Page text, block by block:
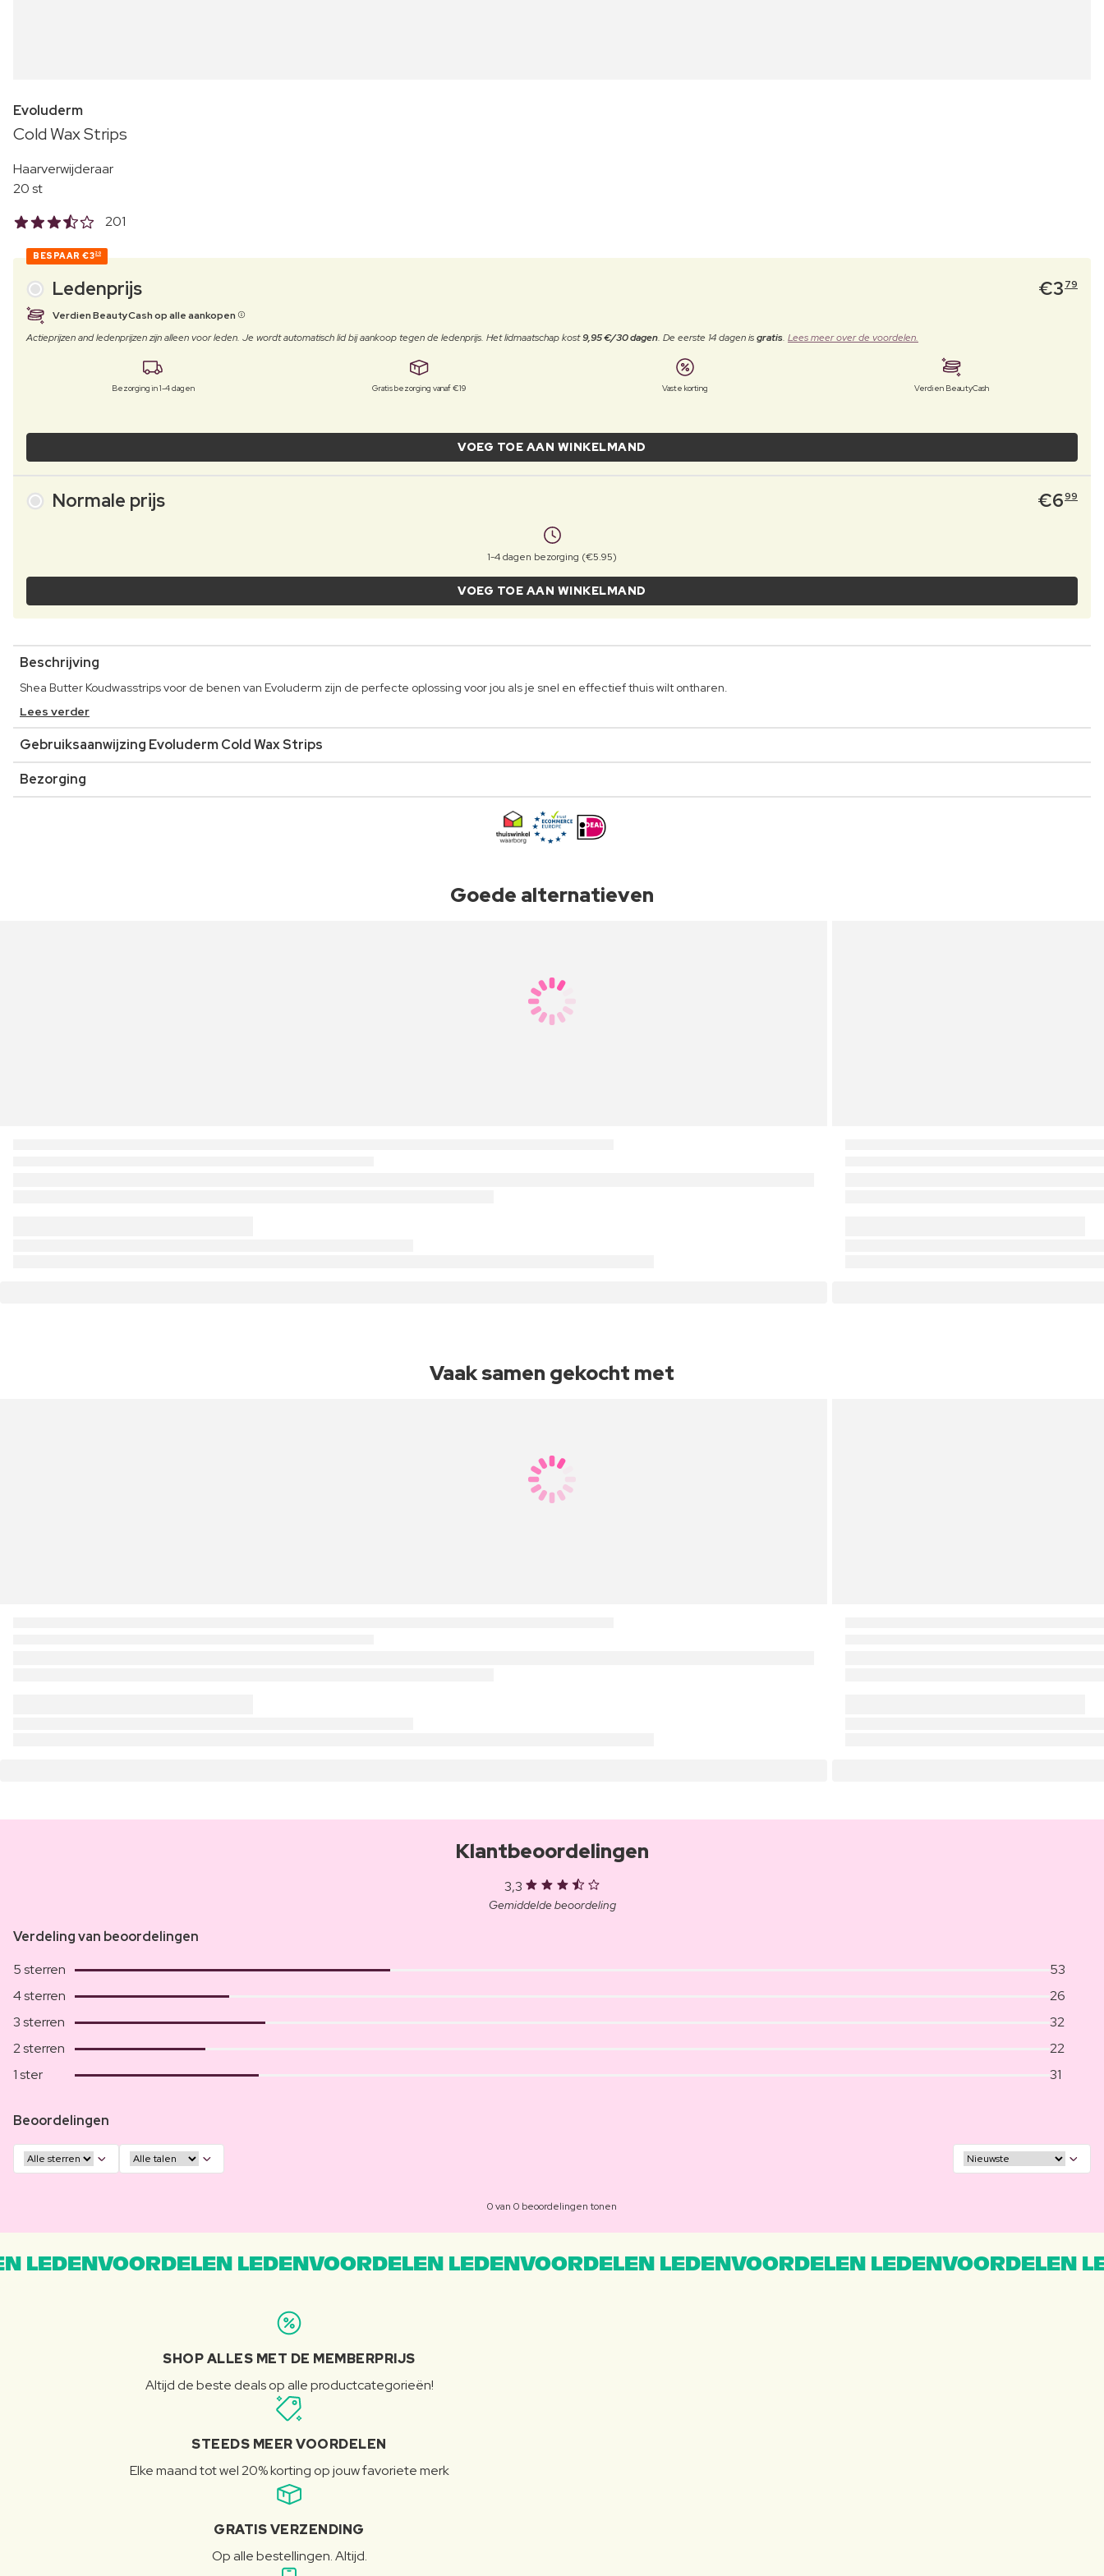
Evoluderm
Cold Wax Strips
Haarverwijderaar
20 st
201
BESPAAR €320
Ledenprijs €3 79
Verdien BeautyCash op alle aankopen
Actieprijzen and ledenprijzen zijn alleen voor leden. Je wordt automatisch lid bij aankoop tegen de ledenprijs. Het lidmaatschap kost9,95 €/30 dagen. De eerste 14 dagen isgratis. Lees meer over de voordelen.
Bezorging in 1-4 dagen Gratis bezorging vanaf €19 Vaste korting Verdien BeautyCash
VOEG TOE AAN WINKELMAND
Normale prijs €699
1-4 dagen bezorging (€5.95)
VOEG TOE AAN WINKELMAND
Beschrijving
Shea Butter Koudwasstrips voor de benen van Evoluderm zijn de perfecte oplossing voor jou als je snel en effectief thuis wilt ontharen.
Lees verder
Gebruiksaanwijzing Evoluderm Cold Wax Strips
Bezorging
Goede alternatieven
Vaak samen gekocht met
Klantbeoordelingen
3,3
Gemiddelde beoordeling
Verdeling van beoordelingen
5 sterren
53
4 sterren
26
3 sterren
32
2 sterren
22
1 ster
31
Beoordelingen
0 van 0 beoordelingen tonen
LEDENVOORDELEN LEDENVOORDELEN LEDENVOORDELEN LEDENVOORDELEN
SHOP ALLES MET DE MEMBERPRIJS
Altijd de beste deals op alle productcategorieën!
STEEDS MEER VOORDELEN
Elke maand tot wel 20% korting op jouw favoriete merk
GRATIS VERZENDING
Op alle bestellingen. Altijd.